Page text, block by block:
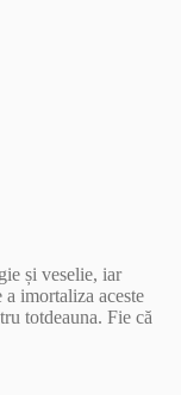
și veselie, iar
a imortaliza aceste
totdeauna. Fie că